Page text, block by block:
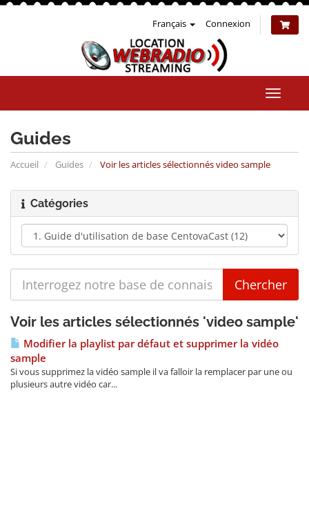
Français Connexion
la
Guides
Accueil Guides Voir les articles sélectionnés video sample
Catégories
Voir les articles sélectionnés 'video sample'
Modifier la playlist par défaut et supprimer la vidéo
sample
Si vous supprimez la vidéo sample il va falloir la remplacer par une ou
plusieurs autre vidéo car...